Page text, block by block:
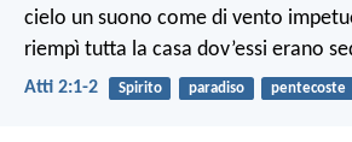
cielo un suono come di vento
riempì tutta la casa dov’essi erano
Atti 2:1-2 Spirito paradiso pentecoste